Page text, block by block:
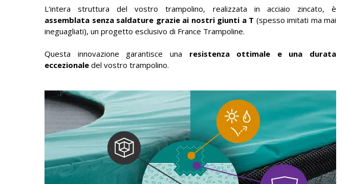
L'intera struttura del vostro trampolino, realizzata in acciaio zincato, è
assemblata senza saldature grazie ai nostri giunti a T (spesso imitati ma mai
ineguagliati), un progetto esclusivo di France Trampoline.
Questa innovazione garantisce una resistenza ottimale e una durata
eccezionale del vostro trampolino.